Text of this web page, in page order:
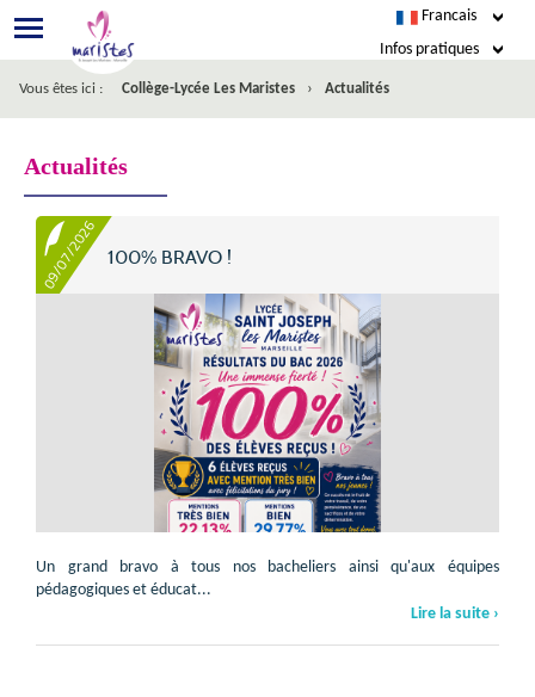
Francais
Infos pratiques
EcoleDirecte
Nous écrire
Facebook
Inscription
Vous êtes ici : Collège-Lycée Les Maristes › Actualités
Actualités
09/07/2026 100% BRAVO !
Un grand bravo à tous nos bacheliers ainsi qu'aux équipes
pédagogiques et éducat...
Lire la suite ›